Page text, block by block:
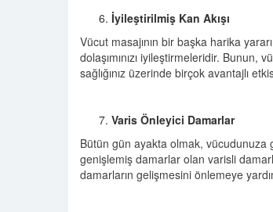
İyileştirilmiş Kan Akışı
Vücut masajının bir başka harika
dolaşımınızı iyileştirmeleridir. Bunun,
sağlığınız üzerinde birçok avantajlı
Varis Önleyici Damarlar
Bütün gün ayakta olmak,
genişlemiş damarlar olan varisli
damarların gelişmesini önlemeye